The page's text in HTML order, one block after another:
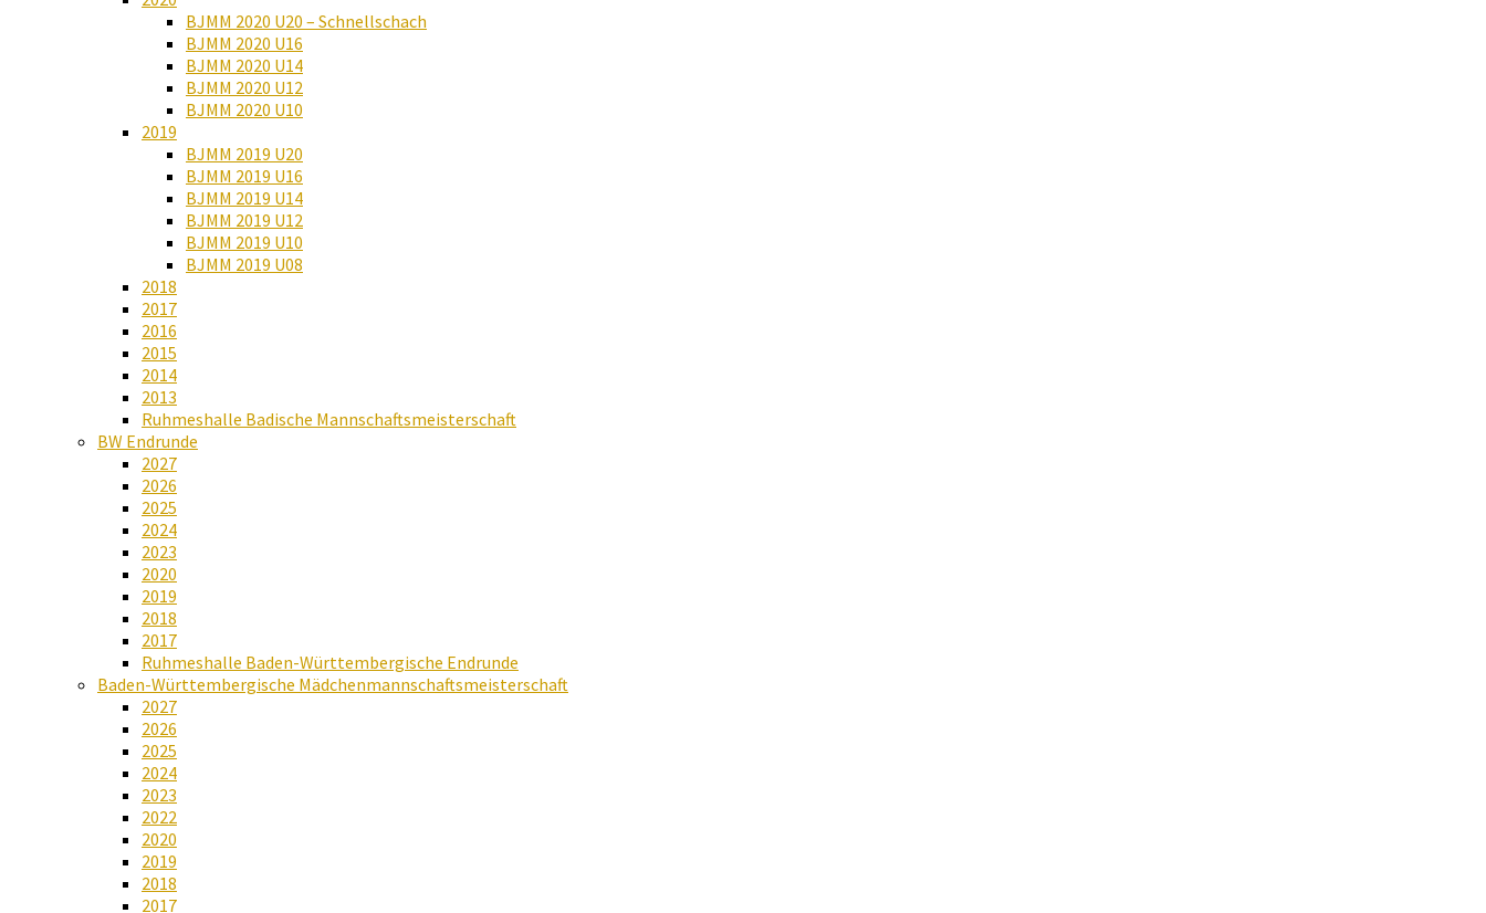
BJMM 2020 U20 – Schnellschach
BJMM 2020 U16
BJMM 2020 U14
BJMM 2020 U12
BJMM 2020 U10
2019
BJMM 2019 U20
BJMM 2019 U16
BJMM 2019 U14
BJMM 2019 U12
BJMM 2019 U10
BJMM 2019 U08
2018
2017
2016
2015
2014
2013
Ruhmeshalle Badische Mannschaftsmeisterschaft
BW Endrunde
2027
2026
2025
2024
2023
2020
2019
2018
2017
Ruhmeshalle Baden-Württembergische Endrunde
Baden-Württembergische Mädchenmannschaftsmeisterschaft
2027
2026
2025
2024
2023
2022
2020
2019
2018
2017